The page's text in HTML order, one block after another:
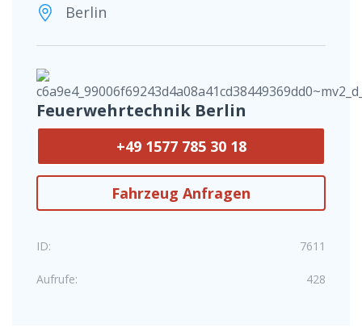
Berlin
Feuerwehrtechnik Berlin
+49 1577 785 30 18
Fahrzeug Anfragen
ID: 7611
Aufrufe: 428